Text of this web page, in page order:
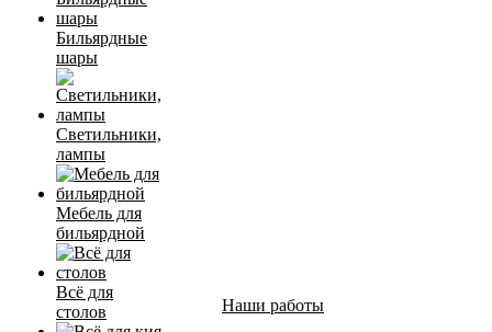
Бильярдные
шары
Светильники,
лампы
Мебель для
бильярдной
Всё для
столов
Наши работы